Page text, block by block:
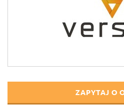
ZAPYTAJ O